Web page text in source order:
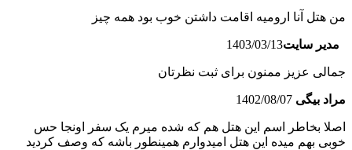
من هتل آنا ارومیه اقامت داشتن خوب بود همه چیز
مدیر سایت1403/03/13
جمالی عزیز ممنون برای ثبت نظرتان
مراد بیگی 1402/08/07
اصلا بخاطر اسم این هتل هم که شده میرم یک سفر اونجا حس
خوبی بهم میده این هتل امیدوارم همینطور باشه که وصف کردید